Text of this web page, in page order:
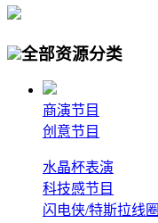
全部资源分类
商演节目
创意节目
水晶杯表演
科技感节目
闪电侠/特斯拉线圈